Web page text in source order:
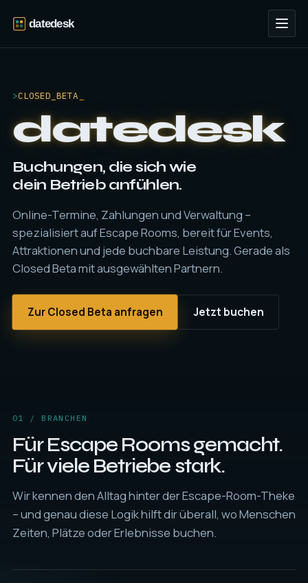
>CLOSED_BETA
datedesk
Buchungen, die sich wie
dein Betrieb anfühlen.
Online-Termine, Zahlungen und Verwaltung –
spezialisiert auf Escape Rooms, bereit für Events,
Attraktionen und jede buchbare Leistung. Gerade als
Closed Beta mit ausgewählten Partnern.
Zur Closed Beta anfragen Jetzt buchen
01 / BRANCHEN
Für Escape Rooms gemacht.
Für viele Betriebe stark.
Wir kennen den Alltag hinter der Escape-Room-Theke
– und genau diese Logik hilft dir überall, wo Menschen
Zeiten, Plätze oder Erlebnisse buchen.